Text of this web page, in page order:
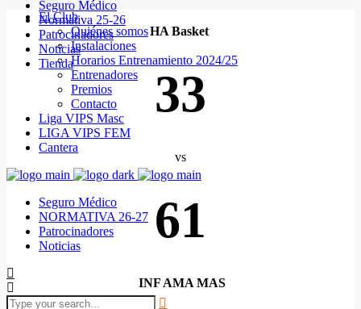
El Club
Quiénes somos
Instalaciones
Horarios Entrenamiento 2024/25
Entrenadores
Premios
Contacto
Liga VIPS Masc
LIGA VIPS FEM
Cantera
Seguro Médico
NORMATIVA 26-27
Patrocinadores
Noticias
Seguro Médico
Normativa 25-26
Patrocinadores
Noticias
Tienda
HA Basket
33
vs
61
INF AMA MAS